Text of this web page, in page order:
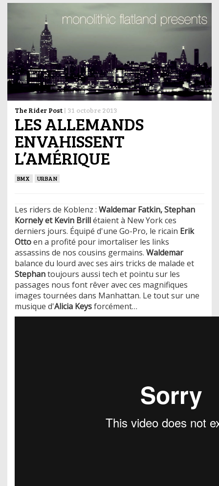
The Rider Post | 31 octobre 2013
LES ALLEMANDS
ENVAHISSENT
L’AMÉRIQUE
BMX URBAN
Les riders de Koblenz : Waldemar Fatkin, Stephan
Kornely et Kevin Brillétaient à New York ces
derniers jours. Équipé d'une Go-Pro, le ricain Erik
Ottoen a profité pour imortaliser les links
assassins de nos cousins germains. Waldemar
balance du lourd avec ses airs tricks de malade et
Stephantoujours aussi tech et pointu sur les
passages nous font rêver avec ces magnifiques
images tournées dans Manhattan. Le tout sur une
musique d'Alicia Keysforcément…